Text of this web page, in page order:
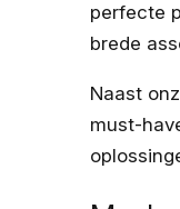
perfecte
brede
Naast
must-